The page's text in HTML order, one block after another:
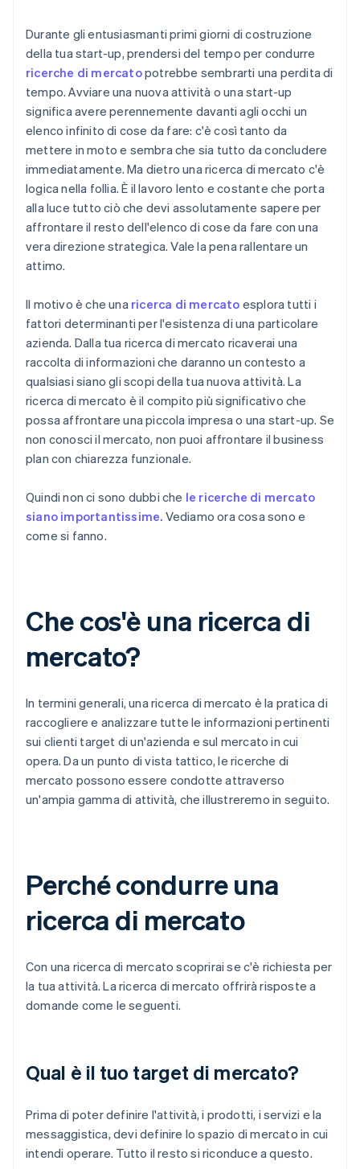
Acquisto di azioni senza contanti da parte del
fondatore
Presentazione automatica della dichiarazione
fiscale 83(b)
Documenti legali aziendali con idoneità globale
Un anno gratuito di Stripe Payments, più 50.000
USD in crediti e sconti offerti dai partner
Durante gli entusiasmanti primi giorni di costruzione
della tua start-up, prendersi del tempo per condurre
ricerche di mercatopotrebbe sembrarti una perdita di
tempo. Avviare una nuova attività o una start-up
significa avere perennemente davanti agli occhi un
elenco infinito di cose da fare: c'è così tanto da
mettere in moto e sembra che sia tutto da concludere
immediatamente. Ma dietro una ricerca di mercato c'è
logica nella follia. È il lavoro lento e costante che porta
alla luce tutto ciò che devi assolutamente sapere per
affrontare il resto dell'elenco di cose da fare con una
vera direzione strategica. Vale la pena rallentare un
attimo.
Il motivo è che una ricerca di mercato esplora tutti i
fattori determinanti per l'esistenza di una particolare
azienda. Dalla tua ricerca di mercato ricaverai una
raccolta di informazioni che daranno un contesto a
qualsiasi siano gli scopi della tua nuova attività. La
ricerca di mercato è il compito più significativo che
possa affrontare una piccola impresa o una start-up. Se
non conosci il mercato, non puoi affrontare il business
plan con chiarezza funzionale.
Quindi non ci sono dubbi che le ricerche di mercato
siano importantissime. Vediamo ora cosa sono e
come si fanno.
Che cos'è una ricerca di
mercato?
In termini generali, una ricerca di mercato è la pratica di
raccogliere e analizzare tutte le informazioni pertinenti
sui clienti target di un'azienda e sul mercato in cui
opera. Da un punto di vista tattico, le ricerche di
mercato possono essere condotte attraverso
un'ampia gamma di attività, che illustreremo in seguito.
Perché condurre una
ricerca di mercato
Con una ricerca di mercato scoprirai se c'è richiesta per
la tua attività. La ricerca di mercato offrirà risposte a
domande come le seguenti.
Qual è il tuo target di mercato?
Prima di poter definire l'attività, i prodotti, i servizi e la
messaggistica, devi definire lo spazio di mercato in cui
intendi operare. Tutto il resto si riconduce a questo.